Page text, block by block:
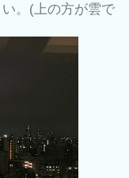
。(上の方が雲で